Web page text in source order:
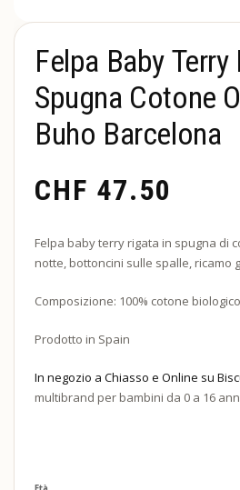
Felpa Baby Terry
Spugna Cotone
Buho Barcelona
CHF 47.50
Felpa baby terry rigata in spugna di
notte, bottoncini sulle spalle, ricamo
Composizione: 100% cotone biologico
Prodotto in Spain
In negozio a Chiasso e Online su
multibrand per bambini da 0 a 16